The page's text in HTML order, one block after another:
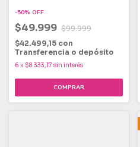
-50% OFF
$49.999 $99.999
$42.499,15 con
Transferencia o depósito
6 x $8.333,17 sin interés